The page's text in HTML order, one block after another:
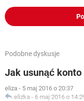
Podobne dyskusje
Jak usunąć konto
eliza - 5 maj 2016 o 20:37
elizka - 6 maj 2016 o